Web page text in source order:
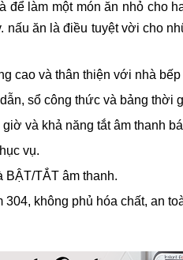
làm một món ăn nhỏ cho
nấu ăn là điều tuyệt vời cho
cao và thân thiện với nhà
sổ công thức và bảng thời
và khả năng tắt âm thanh
vụ.
TẮT âm thanh.
không phủ hóa chất, an